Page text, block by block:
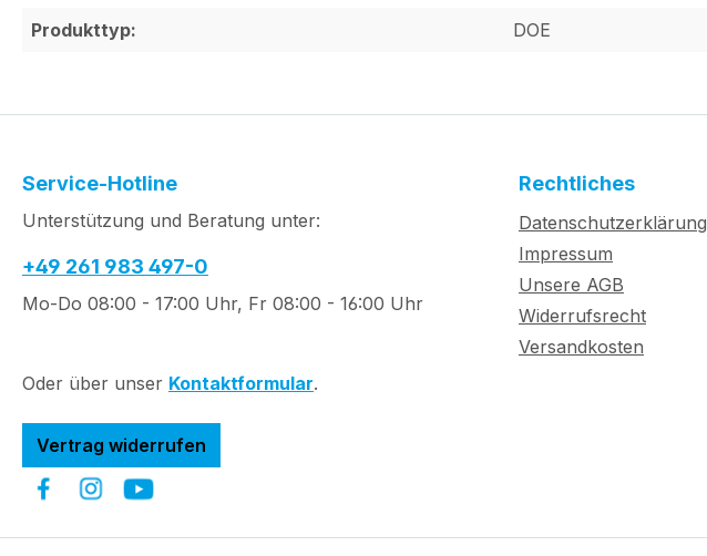
Produkttyp: DOE
Service-Hotline
Unterstützung und Beratung unter:
+49 261 983 497-0
Mo-Do 08:00 - 17:00 Uhr, Fr 08:00 - 16:00 Uhr
Oder über unser Kontaktformular.
Vertrag widerrufen
Rechtliches
Datenschutzerklärung
Impressum
Unsere AGB
Widerrufsrecht
Versandkosten